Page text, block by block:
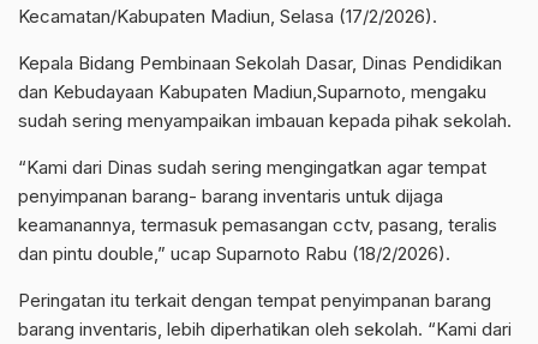
Kecamatan/Kabupaten Madiun, Selasa (17/2/2026).
Kepala Bidang Pembinaan Sekolah Dasar, Dinas Pendidikan
dan Kebudayaan Kabupaten Madiun,Suparnoto, mengaku
sudah sering menyampaikan imbauan kepada pihak sekolah.
“Kami dari Dinas sudah sering mengingatkan agar tempat
penyimpanan barang- barang inventaris untuk dijaga
keamanannya, termasuk pemasangan cctv, pasang, teralis
dan pintu double,” ucap Suparnoto Rabu (18/2/2026).
Peringatan itu terkait dengan tempat penyimpanan barang
barang inventaris, lebih diperhatikan oleh sekolah. “Kami dari